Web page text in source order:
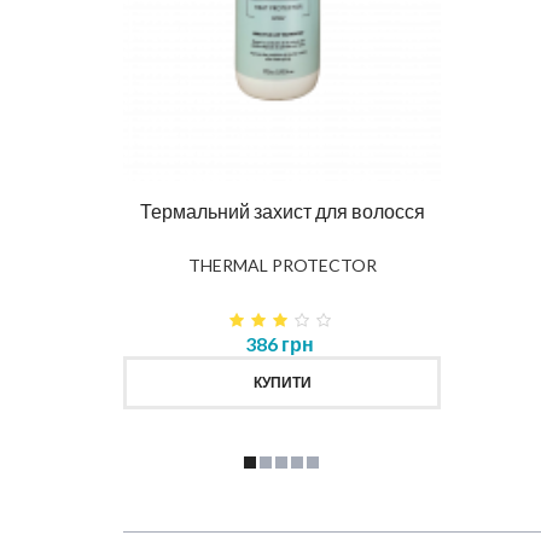
Термальний захист для волосся
THERMAL PROTECTOR
386 грн
КУПИТИ